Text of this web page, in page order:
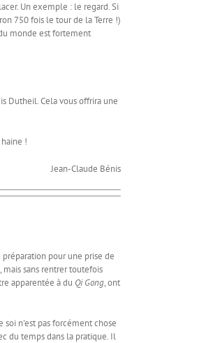
Un exemple : le regard. Si
750 fois le tour de la Terre !)
monde est fortement
Dutheil. Cela vous offrira une
!
Jean-Claude Bénis
pour une prise de
sans rentrer toutefois
apparentée à du Qi Gong, ont
n'est pas forcément chose
du temps dans la pratique. Il